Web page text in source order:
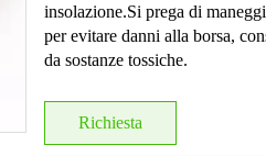
insolazione.Si prega di
per evitare danni alla borsa,
da sostanze tossiche.
Richiesta